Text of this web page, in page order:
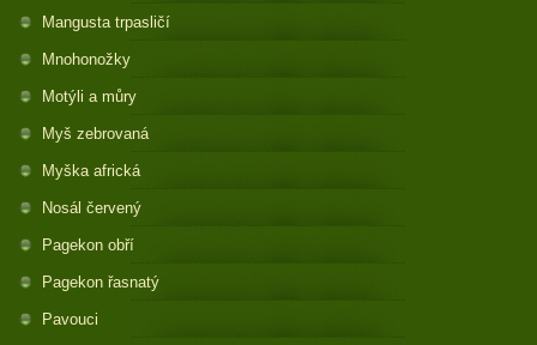
Mangusta trpasličí
Mnohonožky
Motýli a můry
Myš zebrovaná
Myška africká
Nosál červený
Pagekon obří
Pagekon řasnatý
Pavouci